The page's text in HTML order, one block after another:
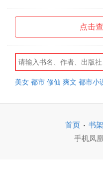
点击
美女 都市 修仙 爽文 都市小
首页 · 书架
手机凤